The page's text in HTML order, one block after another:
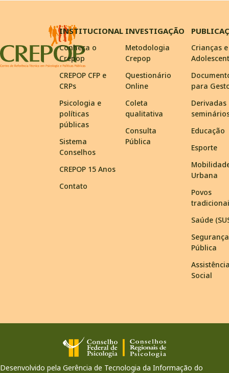
INSTITUCIONAL
Conheça o
Crepop
CREPOP CFP e
CRPs
Psicologia e
políticas
públicas
Sistema
Conselhos
CREPOP 15 Anos
Contato
INVESTIGAÇÃO
Metodologia
Crepop
Questionário
Online
Coleta
qualitativa
Consulta
Pública
Crianças e
para
Derivadas
Educação
Esporte
Urbana
Povos
Saúde
Segurança
Pública
Social
Desenvolvido pela Gerência de Tecnologia da Informação do